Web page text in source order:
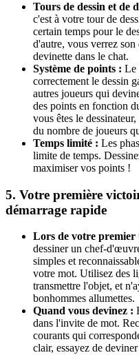
Tours de dessin et de
c'est à votre tour de
certain temps pour le
d'autre, vous verrez
devinette dans le chat.
Système de points : Le
correctement le dessin
autres joueurs qui
des points en fonction
vous êtes le
du nombre de joueurs
Temps limité : Les
limite de temps.
maximiser vos points !
5. Votre première
démarrage rapide
Lors de votre premier
dessiner un chef-
simples et
votre mot. Utilisez des
transmettre l'objet, et
bonhommes allumettes.
Quand vous devinez :
dans l'invite de mot.
courants qui
clair, essayez de